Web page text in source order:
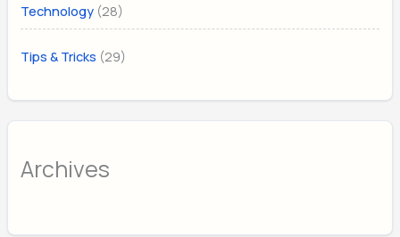
Technology (28)
Tips & Tricks (29)
Archives